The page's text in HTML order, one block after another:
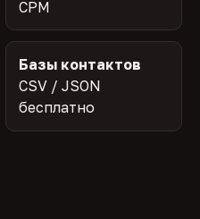
CPM
Базы контактов
CSV / JSON
бесплатно